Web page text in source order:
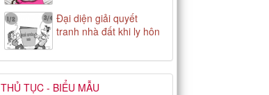
Đại diện giải quyết
tranh nhà đất khi ly hôn
THỦ TỤC - BIỂU MẪU